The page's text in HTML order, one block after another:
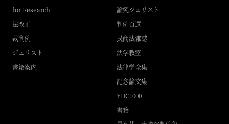
for Research
法改正
裁判例
ジュリスト
書籍案内
論究ジュリスト
判例百選
民商法雑誌
法学教室
法律学全集
記念論文集
YDC1000
書籍